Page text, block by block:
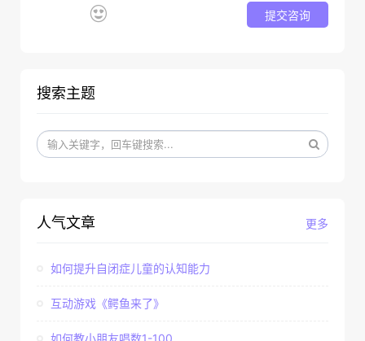
提交咨询
搜索主题
更多
人气文章
如何提升自闭症儿童的认知能力
互动游戏《鳄鱼来了》
如何教小朋友唱数1-100